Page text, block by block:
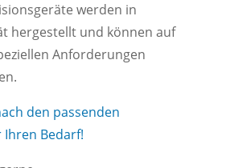
werden in
hergestellt und können auf
Anforderungen
den passenden
Bedarf!